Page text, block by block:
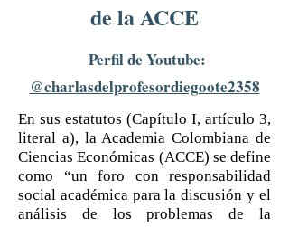
de la ACCE
Perfil de Youtube:
@charlasdelprofesordiegoote2358
En sus estatutos (Capítulo I, artículo 3,
literal a), la Academia Colombiana de
Ciencias Económicas (ACCE) se define
como “un foro con responsabilidad
social académica para la discusión y el
análisis de los problemas de la